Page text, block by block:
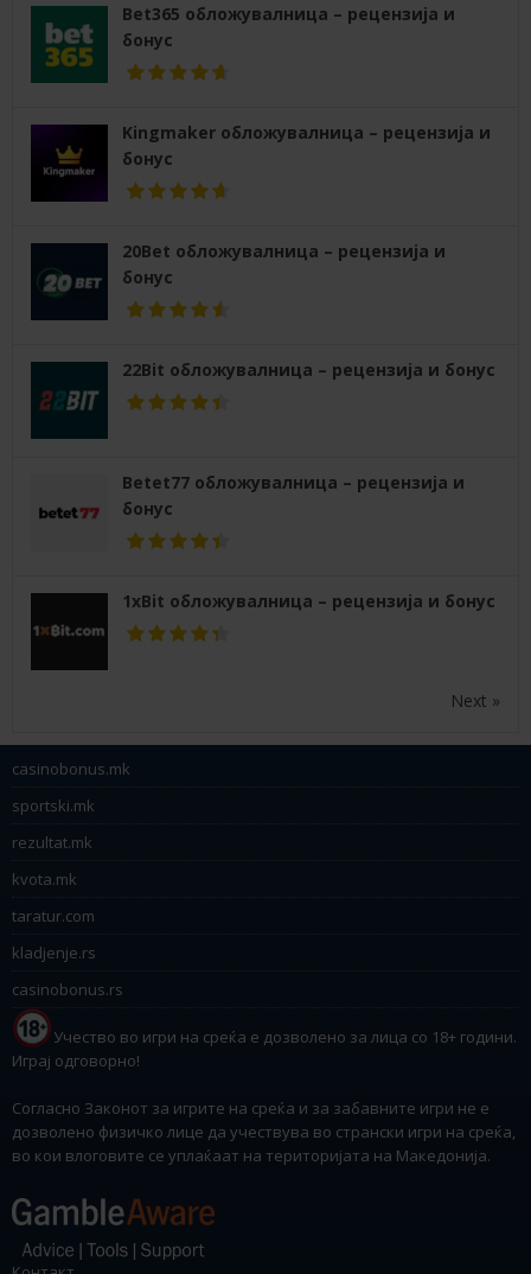
Bet365 обложувалница – рецензија и
бонус
Kingmaker обложувалница – рецензија и
бонус
20Bet обложувалница – рецензија и
бонус
22Bit обложувалница – рецензија и бонус
Betet77 обложувалница – рецензија и
бонус
1xBit обложувалница – рецензија и бонус
Next »
casinobonus.mk
sportski.mk
rezultat.mk
kvota.mk
taratur.com
kladjenje.rs
casinobonus.rs
Учество во игри на среќа е дозволено за лица со 18+ години.
Играј одговорно!
Согласно Законот за игрите на среќа и за забавните игри не е
дозволено физичко лице да учествува во странски игри на среќа,
во кои влоговите се уплаќаат на територијата на Македонија.